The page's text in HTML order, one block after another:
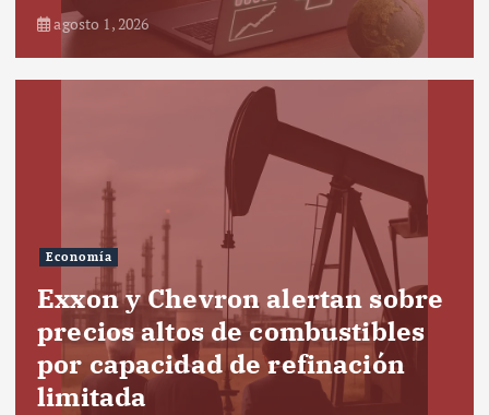
agosto 1, 2026
Economía
Exxon y Chevron alertan sobre
precios altos de combustibles
por capacidad de refinación
limitada